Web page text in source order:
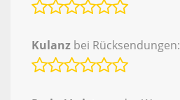
Kulanz bei Rücksendungen: